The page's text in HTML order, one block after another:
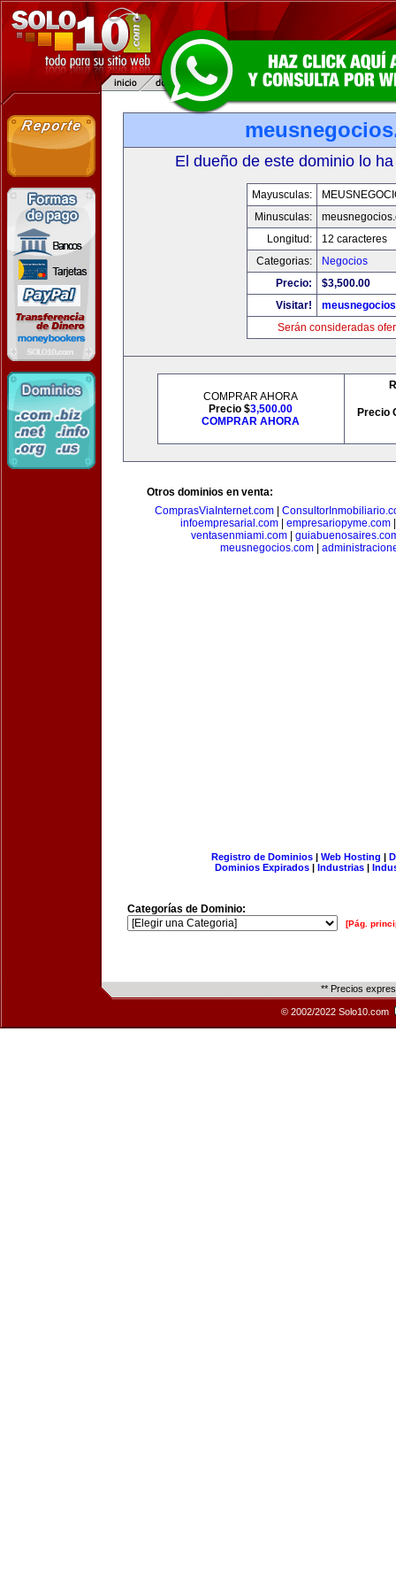
El dueño de este dominio lo
Mayusculas:
Minusculas:
Longitud:
12 caracteres
Categorias:
Negocios
Precio:
$3,500.00
Visitar!
Serán consideradas
COMPRAR AHORA
Precio $3,500.00
COMPRAR AHORA
Precio
Otros dominios en venta:
ComprasViaInternet.com
infoempresarial.com| empresariopyme.com
ventasenmiami.com|
meusnegocios.com|
Registro de Dominios| Web Hosting |
Dominios Expirados | Industrias |
Categorías de Dominio:
[Pág.
** Precios
© 2002/2022 Solo10.com